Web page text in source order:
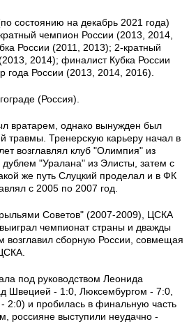
состоянию на декабрь 2021 года)
чемпион России (2013, 2014,
России (2011, 2013); 2-кратный
2014); финалист Кубка России
года России (2013, 2014, 2016).
(Россия).
вратарем, однако вынужден был
травмы. Тренерскую карьеру начал в
возглавлял клуб "Олимпия" из
"Уралана" из Элисты, затем с
же путь Слуцкий проделал и в ФК
с 2005 по 2007 год.
Советов" (2007-2009), ЦСКА
чемпионат страны и дважды
возглавил сборную России, совмещая
под руководством Леонида
Швецией - 1:0, Люксембургом - 7:0,
2:0) и пробилась в финальную часть
россияне выступили неудачно -